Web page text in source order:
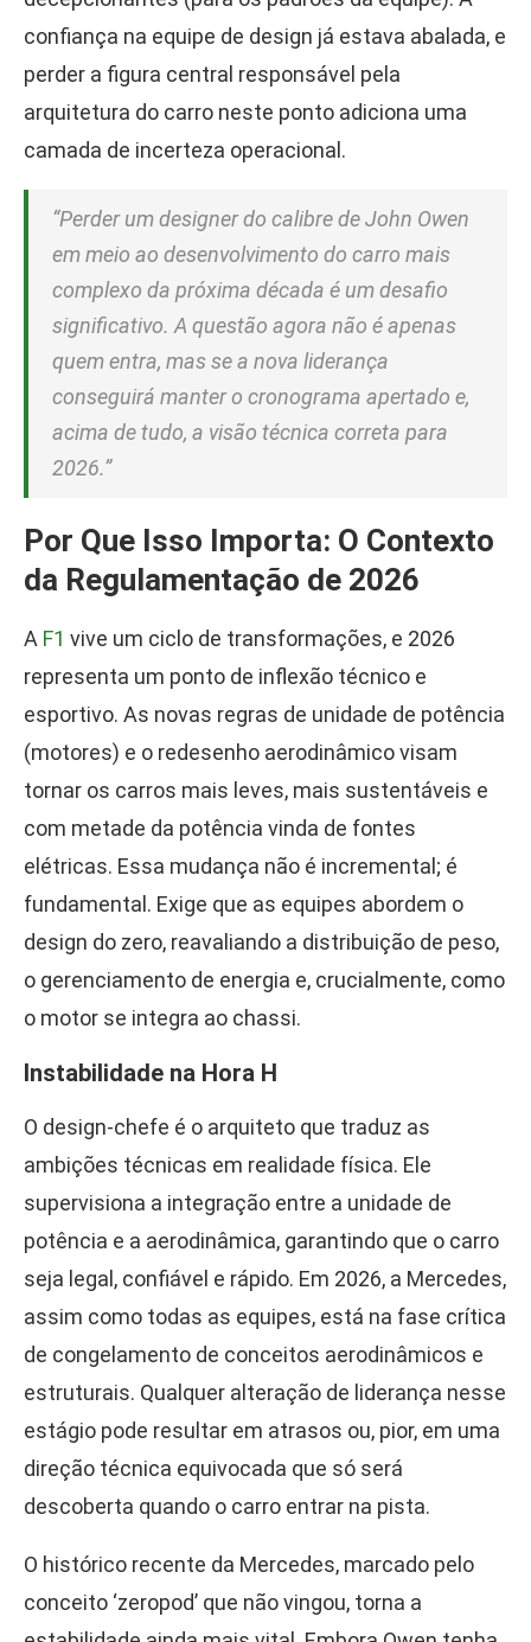
confiança na equipe de design já estava abalada, e
perder a figura central responsável pela
arquitetura do carro neste ponto adiciona uma
camada de incerteza operacional.
“Perder um designer do calibre de John Owen
em meio ao desenvolvimento do carro mais
complexo da próxima década é um desafio
significativo. A questão agora não é apenas
quem entra, mas se a nova liderança
conseguirá manter o cronograma apertado e,
acima de tudo, a visão técnica correta para
2026.”
Por Que Isso Importa: O Contexto
da Regulamentação de 2026
A F1 vive um ciclo de transformações, e 2026
representa um ponto de inflexão técnico e
esportivo. As novas regras de unidade de potência
(motores) e o redesenho aerodinâmico visam
tornar os carros mais leves, mais sustentáveis e
com metade da potência vinda de fontes
elétricas. Essa mudança não é incremental; é
fundamental. Exige que as equipes abordem o
design do zero, reavaliando a distribuição de peso,
o gerenciamento de energia e, crucialmente, como
o motor se integra ao chassi.
Instabilidade na Hora H
O design-chefe é o arquiteto que traduz as
ambições técnicas em realidade física. Ele
supervisiona a integração entre a unidade de
potência e a aerodinâmica, garantindo que o carro
seja legal, confiável e rápido. Em 2026, a Mercedes,
assim como todas as equipes, está na fase crítica
de congelamento de conceitos aerodinâmicos e
estruturais. Qualquer alteração de liderança nesse
estágio pode resultar em atrasos ou, pior, em uma
direção técnica equivocada que só será
descoberta quando o carro entrar na pista.
O histórico recente da Mercedes, marcado pelo
conceito ‘zeropod’ que não vingou, torna a